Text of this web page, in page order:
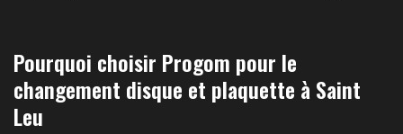
Pourquoi choisir Progom pour le
changement disque et plaquette à Saint
Leu